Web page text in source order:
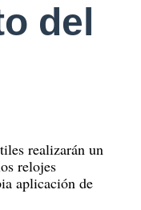
del
realizarán un
relojes
aplicación de